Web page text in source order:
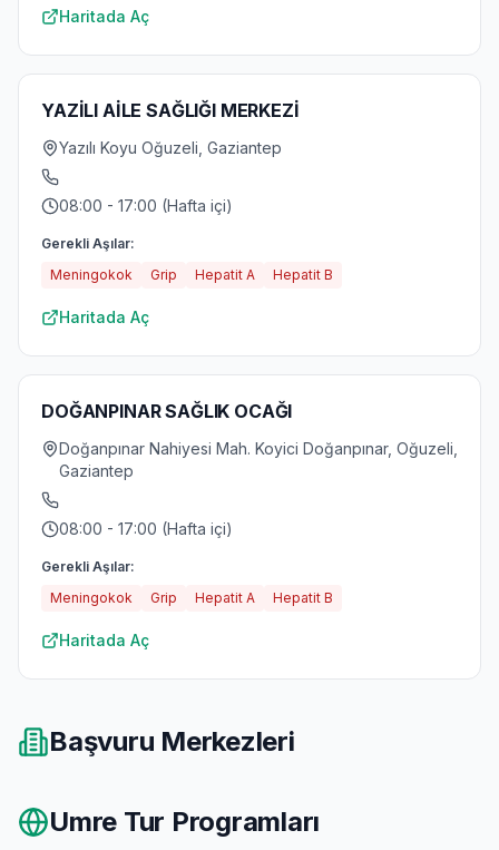
Haritada Aç
YAZİLI AİLE SAĞLIĞI MERKEZİ
Yazılı Koyu Oğuzeli, Gaziantep
08:00 - 17:00 (Hafta içi)
Gerekli Aşılar:
Meningokok
Grip Hepatit A Hepatit B
Haritada Aç
DOĞANPINAR SAĞLIK OCAĞI
Doğanpınar Nahiyesi Mah. Koyici Doğanpınar, Oğuzeli,
Gaziantep
08:00 - 17:00 (Hafta içi)
Gerekli Aşılar:
Meningokok
Grip Hepatit A Hepatit B
Haritada Aç
Başvuru Merkezleri
Umre Tur Programları